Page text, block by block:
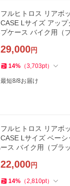
フルヒトロス リアボ
CASE Lサイズ アッ
プケース バイク用（
29,000円
14% （3,703pt）
最短8/8お届け
フルヒトロス リアボ
CASE Lサイズ ベー
ース バイク用（ブラ
22,000円
14% （2,810pt）